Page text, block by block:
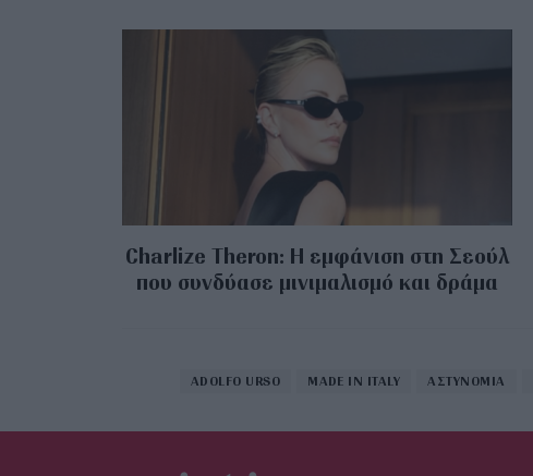
Charlize Theron: Η εμφάνιση στη Σεούλ
που συνδύασε μινιμαλισμό και δράμα
ADOLFO URSO MADE IN ITALY ΑΣΤΥΝΟΜΙΑ